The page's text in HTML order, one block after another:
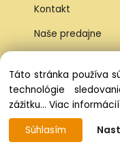
Kontakt
Naše predajne
Prečo ísť práve k
Doprava ZDARMA
Registrácia na
Táto stránka používa
technológie
zážitku... Viac informácií
Súhlasím